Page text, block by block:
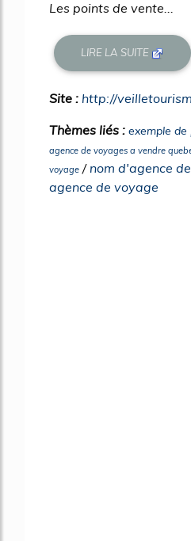
Les points de vente...
LIRE LA SUITE
Site : http://
Thèmes liés : exemple de
agence de voyages a vendre
voyage / nom d'agence
agence de voyage